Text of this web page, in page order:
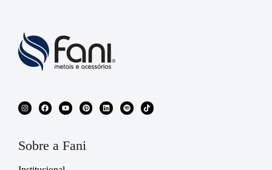
Sobre a Fani